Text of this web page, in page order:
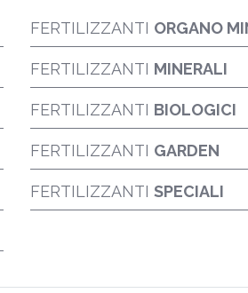
FERTILIZZANTI ORGANO
FERTILIZZANTI MINERALI
FERTILIZZANTI BIOLOGICI
FERTILIZZANTI GARDEN
FERTILIZZANTISPECIALI